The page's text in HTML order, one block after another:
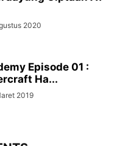
2020
Episode 01 :
Ha...
2019